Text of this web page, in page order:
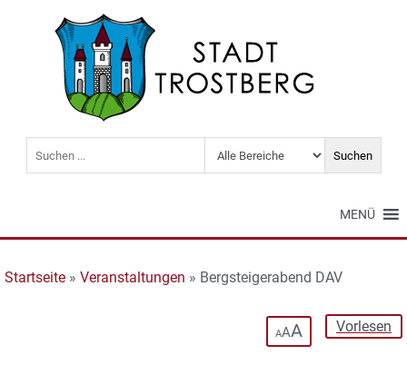
MENÜ
Startseite » Veranstaltungen » Bergsteigerabend DAV
Vorlesen
AAA